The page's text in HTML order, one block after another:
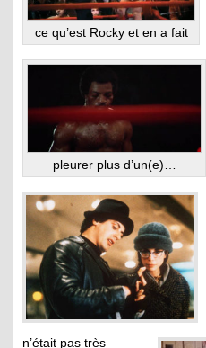
ce qu’est Rocky et en a fait
pleurer plus d’un(e)…
n’était pas très